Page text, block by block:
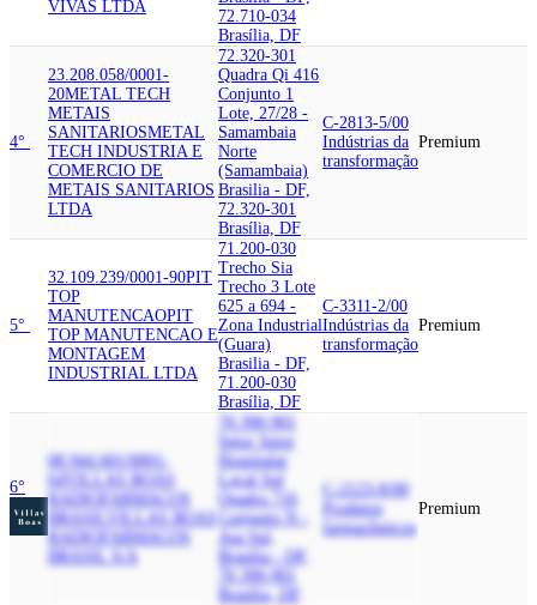
VIVAS LTDA
72.710-034
Brasília, DF
4°
23.208.058/0001-
20METAL TECH
METAIS
SANITARIOSMETAL
TECH INDUSTRIA E
COMERCIO DE
METAIS SANITARIOS
LTDA
72.320-301
Quadra Qi 416
Conjunto 1
Lote, 27/28 -
Samambaia
Norte
(Samambaia)
Brasilia - DF,
72.320-301
Brasília, DF
C-2813-5/00
Indústrias da
transformação
Premium
5°
32.109.239/0001-90PIT
TOP
MANUTENCAOPIT
TOP MANUTENCAO E
MONTAGEM
INDUSTRIAL LTDA
71.200-030
Trecho Sia
Trecho 3 Lote
625 a 694 -
Zona Industrial
(Guara)
Brasilia - DF,
71.200-030
Brasília, DF
C-3311-2/00
Indústrias da
transformação
Premium
6°
08.944.601/0001-
64
VILLAS BOAS
RADIOFARMACOS
BRASIL
VILLAS BOAS
RADIOFARMACOS
BRASIL S/A
70.390-901
Setor Setor
Hospitalar
Local Sul
Quadra 716
Conjunto N -
Asa Sul,
Brasilia - DF,
70.390-901
Brasília, DF
C-2123-8/00
Produtos
farmacêuticos
Premium